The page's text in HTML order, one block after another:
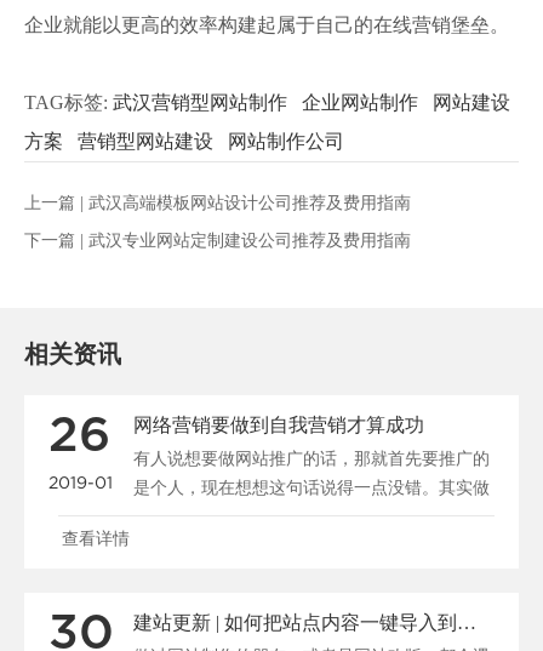
企业就能以更高的效率构建起属于自己的在线营销堡垒。
TAG标签: 武汉营销型网站制作 企业网站制作
网站建设
方案
营销型网站建设 网站制作公司
上一篇 | 武汉高端模板网站设计公司推荐及费用指南
下一篇 | 武汉专业网站定制建设公司推荐及费用指南
相关资讯
26
2019-01
网络营销要做到自我营销才算成功
有人说想要做网站推广的话，那就首先要推广的
是个人，现在想想这句话说得一点没错。其实做
公司又何曾不是在......
查看详情
30 建站更新 | 如何把站点内容一键导入到新系统